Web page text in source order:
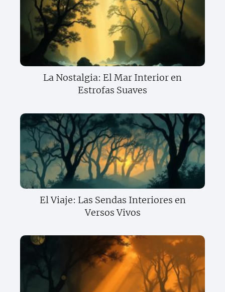
La Nostalgia: El Mar Interior en
Estrofas Suaves
El Viaje: Las Sendas Interiores en
Versos Vivos